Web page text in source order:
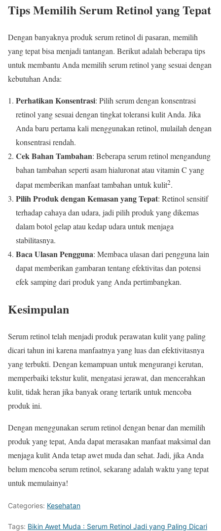
Tips Memilih Serum Retinol yang Tepat
Dengan banyaknya produk serum retinol di pasaran, memilih
yang tepat bisa menjadi tantangan. Berikut adalah beberapa tips
untuk membantu Anda memilih serum retinol yang sesuai dengan
kebutuhan Anda:
Perhatikan Konsentrasi: Pilih serum dengan konsentrasi
retinol yang sesuai dengan tingkat toleransi kulit Anda. Jika
Anda baru pertama kali menggunakan retinol, mulailah dengan
konsentrasi rendah.
Cek Bahan Tambahan: Beberapa serum retinol mengandung
bahan tambahan seperti asam hialuronat atau vitamin C yang
dapat memberikan manfaat tambahan untuk kulit2.
Pilih Produk dengan Kemasan yang Tepat: Retinol sensitif
terhadap cahaya dan udara, jadi pilih produk yang dikemas
dalam botol gelap atau kedap udara untuk menjaga
stabilitasnya.
Baca Ulasan Pengguna: Membaca ulasan dari pengguna lain
dapat memberikan gambaran tentang efektivitas dan potensi
efek samping dari produk yang Anda pertimbangkan.
Kesimpulan
Serum retinol telah menjadi produk perawatan kulit yang paling
dicari tahun ini karena manfaatnya yang luas dan efektivitasnya
yang terbukti. Dengan kemampuan untuk mengurangi kerutan,
memperbaiki tekstur kulit, mengatasi jerawat, dan mencerahkan
kulit, tidak heran jika banyak orang tertarik untuk mencoba
produk ini.
Dengan menggunakan serum retinol dengan benar dan memilih
produk yang tepat, Anda dapat merasakan manfaat maksimal dan
menjaga kulit Anda tetap awet muda dan sehat. Jadi, jika Anda
belum mencoba serum retinol, sekarang adalah waktu yang tepat
untuk memulainya!
Categories: Kesehatan
Tags: Bikin Awet Muda : Serum Retinol Jadi yang Paling Dicari